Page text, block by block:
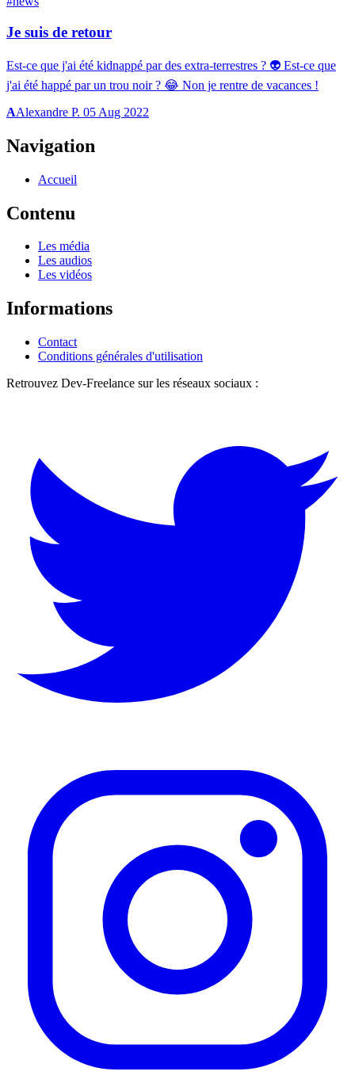
Je suis de retour
Est-ce que j'ai été kidnappé par des extra-terrestres ? 👽 Est-ce que
j'ai été happé par un trou noir ? 😂 Non je rentre de vacances !
AAlexandre P. 05 Aug 2022
Navigation
Accueil
Contenu
Les média
Les audios
Les vidéos
Informations
Contact
Conditions générales d'utilisation
Retrouvez Dev-Freelance sur les réseaux sociaux :